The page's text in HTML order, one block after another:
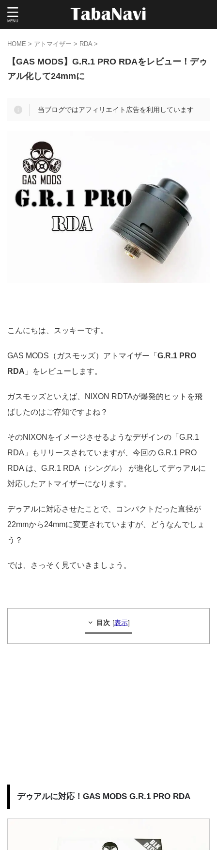
HOME > アトマイザー > RDA >
【GAS MODS】G.R.1 PRO RDAをレビュー！デゥ
アル化して24mmに
当ブログではアフィリエイト広告を利用しています
こんにちは、スッキーです。
GAS MODS（ガスモッズ）アトマイザー「 G.R.1 PRO
RDA 」をレビューします。
ガスモッズといえば、NIXON RDTAが爆発的ヒットを飛
ばしたのはご存知ですよね？
そのNIXONをイメージさせるようなデザインの「G.R.1
RDA」もリリースされていますが、今回の G.R.1 PRO
RDA は、G.R.1 RDA（シングル） が進化してデゥアルに
対応したアトマイザーになります。
デゥアルに対応させたことで、コンパクトだった直径が
22mmから24mmに変更されていますが、どうなんでしょ
う？
では、さっそく見ていきましょう。
目次 [表示]
デゥアルに対応！GAS MODS G.R.1 PRO RDA